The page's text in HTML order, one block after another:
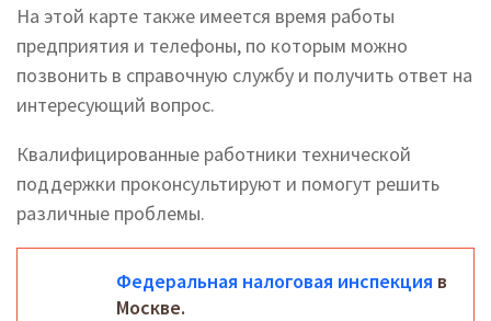
На этой карте также имеется время работы
предприятия и телефоны, по которым можно
позвонить в справочную службу и получить ответ на
интересующий вопрос.
Квалифицированные работники технической
поддержки проконсультируют и помогут решить
различные проблемы.
Федеральная налоговая инспекция в
Москве.